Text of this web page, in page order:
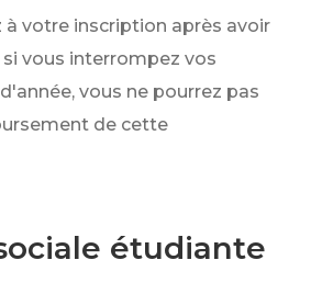
à votre inscription après avoir
si vous interrompez vos
vous ne pourrez pas
de cette
étudiante